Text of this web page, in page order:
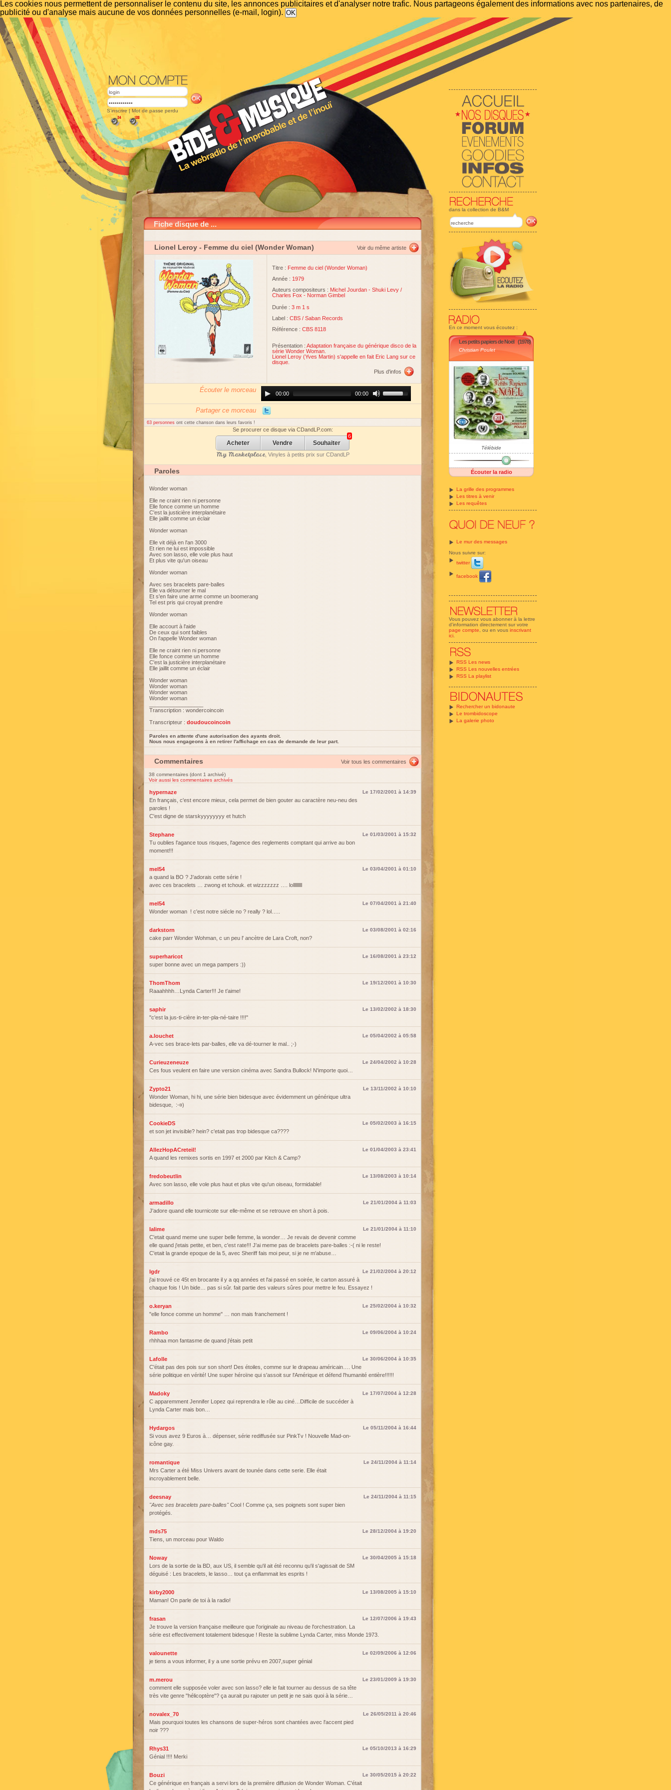
Les cookies nous permettent de personnaliser le contenu du site, les annonces publicitaires et d'analyser notre trafic. Nous partageons également des informations avec nos partenaires, de
publicité ou d'analyse mais aucune de vos données personnelles (e-mail, login).
dans la collection de B&M
En ce moment vous écoutez :
Les petits papiers de Noël (1978)
Christian Poulet
Télébide
Écouter la radio
La grille des programmes
Les titres à venir
Les requêtes
Le mur des messages
Nous suivre sur:
twitter
facebook
Vous pouvez vous abonner à la lettre
d'information directement sur votre
page compte , ou en vous inscrivant
ici
RSS Les news
RSS Les nouvelles entrées
RSS La playlist
Rechercher un bidonaute
Le trombidoscope
La galerie photo
S'inscrire | Mot de passe perdu
Fiche disque de ...
Lionel Leroy - Femme du ciel (Wonder Woman) Voir du même artiste
Titre : Femme du ciel (Wonder Woman)
Année : 1979
Auteurs compositeurs : Michel Jourdan - Shuki Levy /
Charles Fox - Norman Gimbel
Durée : 3 m 1 s
Label : CBS / Saban Records
Référence : CBS 8118
Présentation : Adaptation française du générique disco de la
série Wonder Woman.
Lionel Leroy (Yves Martin) s'appelle en fait Eric Lang sur ce
disque.
Plus d'infos
Écouter le morceau
Player00:00 00:00
Up/Down
Arrow
increase
or
Partager ce morceau
63 personnes ont cette chanson dans leurs favoris !
Se procurer ce disque via CDandLP.com:
Acheter Vendre Souhaiter
6
My Marketplace, Vinyles à petits prix sur CDandLP
Paroles
Wonder woman
Elle ne craint rien ni personne
Elle fonce comme un homme
C'est la justicière interplanétaire
Elle jaillit comme un éclair
Wonder woman
Elle vit déjà en l'an 3000
Et rien ne lui est impossible
Avec son lasso, elle vole plus haut
Et plus vite qu'un oiseau
Wonder woman
Avec ses bracelets pare-balles
Elle va détourner le mal
Et s'en faire une arme comme un boomerang
Tel est pris qui croyait prendre
Wonder woman
Elle accourt à l'aide
De ceux qui sont faibles
On l'appelle Wonder woman
Elle ne craint rien ni personne
Elle fonce comme un homme
C'est la justicière interplanétaire
Elle jaillit comme un éclair
Wonder woman
Wonder woman
Wonder woman
Wonder woman
Transcription : wondercoincoin
Transcripteur : doudoucoincoin
Paroles en attente d'une autorisation des ayants droit.
Nous nous engageons à en retirer l'affichage en cas de demande de leur part.
Commentaires Voir tous les commentaires
38 commentaires (dont 1 archivé)
Voir aussi les commentaires archivés
hypernaze Le 17/02/2001 à 14:39
En français, c'est encore mieux, cela permet de bien gouter au caractère neu-neu des
paroles !
C'est digne de starskyyyyyyyy et hutch
Stephane Le 01/03/2001 à 15:32
Tu oublies l'agance tous risques, l'agence des reglements comptant qui arrive au bon
moment!!!
mel54 Le 03/04/2001 à 01:10
a quand la BO ? J'adorais cette série !
avec ces bracelets … zwong et tchouk. et wizzzzzzz …. lolllllllll
mel54 Le 07/04/2001 à 21:40
Wonder woman ! c'est notre siécle no ? really ? lol…..
darkstorn Le 03/08/2001 à 02:16
cake parr Wonder Wohman, c un peu l' ancètre de Lara Croft, non?
superharicot Le 16/08/2001 à 23:12
super bonne avec un mega pampers :))
ThomThom Le 19/12/2001 à 10:30
Raaahhhh…Lynda Carter!!! Je t'aime!
saphir Le 13/02/2002 à 18:30
"c'est la jus-ti-cière in-ter-pla-né-taire !!!!"
a.louchet Le 05/04/2002 à 05:58
A-vec ses brace-lets par-balles, elle va dé-tourner le mal.. ;-)
Curieuzeneuze Le 24/04/2002 à 10:28
Ces fous veulent en faire une version cinéma avec Sandra Bullock! N'importe quoi…
Zypto21 Le 13/11/2002 à 10:10
Wonder Woman, hi hi, une série bien bidesque avec évidemment un générique ultra
bidesque, :-¤)
CookieDS Le 05/02/2003 à 16:15
et son jet invisible? hein? c'etait pas trop bidesque ca????
AllezHopACreteil! Le 01/04/2003 à 23:41
A quand les remixes sortis en 1997 et 2000 par Kitch & Camp?
fredobeutlin Le 13/08/2003 à 10:14
Avec son lasso, elle vole plus haut et plus vite qu'un oiseau, formidable!
armadillo Le 21/01/2004 à 11:03
J'adore quand elle tournicote sur elle-même et se retrouve en short à pois.
lalime Le 21/01/2004 à 11:10
C'etait quand meme une super belle femme, la wonder… Je revais de devenir comme
elle quand j'etais petite, et ben, c'est rate!!! J'ai meme pas de bracelets pare-balles :-( ni le reste!
C'etait la grande epoque de la 5, avec Sheriff fais moi peur, si je ne m'abuse…
lgdr Le 21/02/2004 à 20:12
j'ai trouvé ce 45t en brocante il y a qq années et l'ai passé en soirée, le carton assuré à
chaque fois ! Un bide… pas si sûr. fait partie des valeurs sûres pour mettre le feu. Essayez !
o.keryan Le 25/02/2004 à 10:32
"elle fonce comme un homme" … non mais franchement !
Rambo Le 09/06/2004 à 10:24
rhhhaa mon fantasme de quand j'étais petit
Lafolle Le 30/06/2004 à 10:35
C'était pas des pois sur son short! Des étoiles, comme sur le drapeau américain…. Une
série politique en vérité! Une super héroïne qui s'assoit sur l'Amérique et défend l'humanité entière!!!!!!
Madoky Le 17/07/2004 à 12:28
C apparemment Jennifer Lopez qui reprendra le rôle au ciné…Difficile de succéder à
Lynda Carter mais bon…
Hydargos Le 05/11/2004 à 16:44
Si vous avez 9 Euros à… dépenser, série rediffusée sur PinkTv ! Nouvelle Mad-on-
icône gay.
romantique Le 24/11/2004 à 11:14
Mrs Carter a été Miss Univers avant de tounée dans cette serie. Elle était
incroyablement belle.
deesnay Le 24/11/2004 à 11:15
"Avec ses bracelets pare-balles"Cool ! Comme ça, ses poignets sont super bien
protégés.
mds75 Le 28/12/2004 à 19:20
Tiens, un morceau pour Waldo
Noway Le 30/04/2005 à 15:18
Lors de la sortie de la BD, aux US, il semble qu'il ait été reconnu qu'il s'agissait de SM
déguisé : Les bracelets, le lasso… tout ça enflammait les esprits !
kirby2000 Le 13/08/2005 à 15:10
Maman! On parle de toi à la radio!
frasan Le 12/07/2006 à 19:43
Je trouve la version française meilleure que l'originale au niveau de l'orchestration. La
série est effectivement totalement bidesque ! Reste la sublime Lynda Carter, miss Monde 1973.
valounette Le 02/09/2006 à 12:06
je tiens a vous informer, il y a une sortie prévu en 2007,super génial
m.merou Le 23/01/2009 à 19:30
comment elle supposée voler avec son lasso? elle le fait tourner au dessus de sa tête
très vite genre "hélicoptère"? ça aurait pu rajouter un petit je ne sais quoi à la série…
novalex_70 Le 26/05/2011 à 20:46
Mais pourquoi toutes les chansons de super-héros sont chantées avec l'accent pied
noir ???
Rhys31 Le 05/10/2013 à 16:29
Génial !!!! Merki
Bouzi Le 30/05/2015 à 20:22
Ce générique en français a servi lors de la première diffusion de Wonder Woman. C'était